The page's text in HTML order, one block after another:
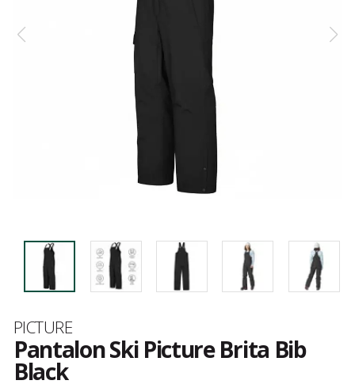
Marque
PICTURE
Pantalon Ski Picture Brita Bib
Black